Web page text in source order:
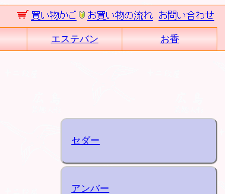
エステバン お香
セダー
アンバー